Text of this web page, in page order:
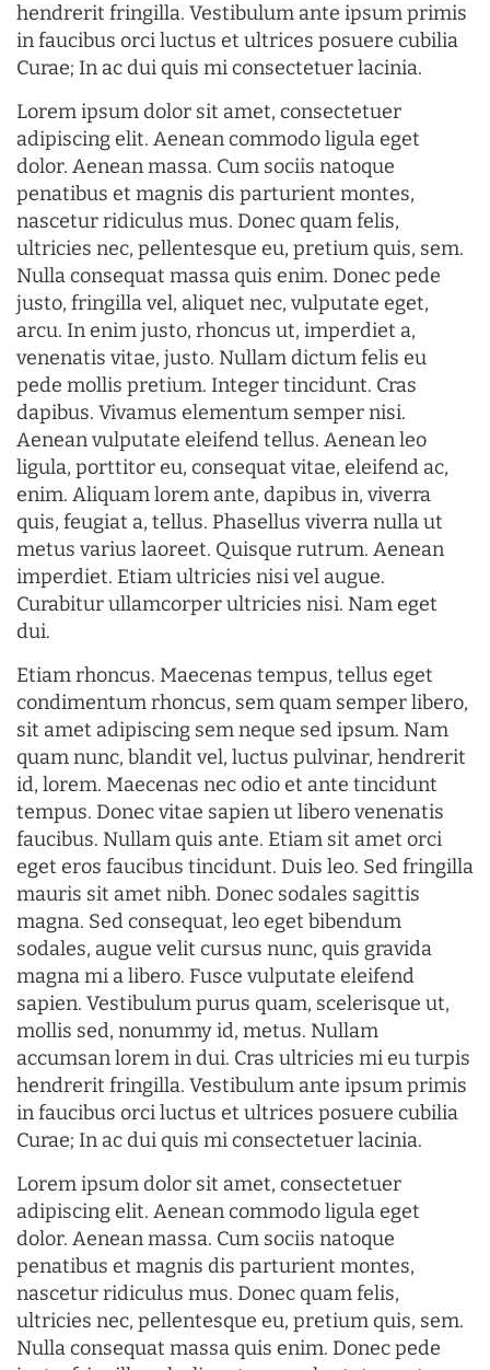
hendrerit fringilla. Vestibulum ante ipsum primis
in faucibus orci luctus et ultrices posuere cubilia
Curae; In ac dui quis mi consectetuer lacinia.
Lorem ipsum dolor sit amet, consectetuer
adipiscing elit. Aenean commodo ligula eget
dolor. Aenean massa. Cum sociis natoque
penatibus et magnis dis parturient montes,
nascetur ridiculus mus. Donec quam felis,
ultricies nec, pellentesque eu, pretium quis, sem.
Nulla consequat massa quis enim. Donec pede
justo, fringilla vel, aliquet nec, vulputate eget,
arcu. In enim justo, rhoncus ut, imperdiet a,
venenatis vitae, justo. Nullam dictum felis eu
pede mollis pretium. Integer tincidunt. Cras
dapibus. Vivamus elementum semper nisi.
Aenean vulputate eleifend tellus. Aenean leo
ligula, porttitor eu, consequat vitae, eleifend ac,
enim. Aliquam lorem ante, dapibus in, viverra
quis, feugiat a, tellus. Phasellus viverra nulla ut
metus varius laoreet. Quisque rutrum. Aenean
imperdiet. Etiam ultricies nisi vel augue.
Curabitur ullamcorper ultricies nisi. Nam eget
dui.
Etiam rhoncus. Maecenas tempus, tellus eget
condimentum rhoncus, sem quam semper libero,
sit amet adipiscing sem neque sed ipsum. Nam
quam nunc, blandit vel, luctus pulvinar, hendrerit
id, lorem. Maecenas nec odio et ante tincidunt
tempus. Donec vitae sapien ut libero venenatis
faucibus. Nullam quis ante. Etiam sit amet orci
eget eros faucibus tincidunt. Duis leo. Sed fringilla
mauris sit amet nibh. Donec sodales sagittis
magna. Sed consequat, leo eget bibendum
sodales, augue velit cursus nunc, quis gravida
magna mi a libero. Fusce vulputate eleifend
sapien. Vestibulum purus quam, scelerisque ut,
mollis sed, nonummy id, metus. Nullam
accumsan lorem in dui. Cras ultricies mi eu turpis
hendrerit fringilla. Vestibulum ante ipsum primis
in faucibus orci luctus et ultrices posuere cubilia
Curae; In ac dui quis mi consectetuer lacinia.
Lorem ipsum dolor sit amet, consectetuer
adipiscing elit. Aenean commodo ligula eget
dolor. Aenean massa. Cum sociis natoque
penatibus et magnis dis parturient montes,
nascetur ridiculus mus. Donec quam felis,
ultricies nec, pellentesque eu, pretium quis, sem.
Nulla consequat massa quis enim. Donec pede